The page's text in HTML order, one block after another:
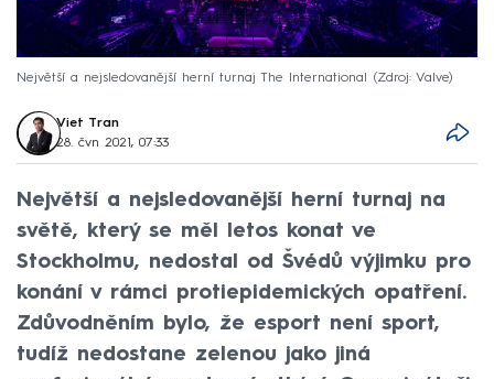
Největší a nejsledovanější herní turnaj The International Zdroj: Valve
Viet Tran
28. čvn 2021, 07:33
Největší a nejsledovanější herní turnaj na
světě, který se měl letos konat ve
Stockholmu, nedostal od Švédů výjimku pro
konání v rámci protiepidemických opatření.
Zdůvodněním bylo, že esport není sport,
tudíž nedostane zelenou jako jiná